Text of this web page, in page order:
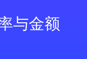
与金额